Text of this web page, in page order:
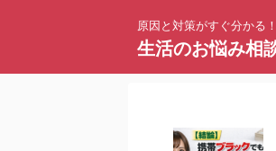
原因と対策がすぐ分かる
生活のお悩み相